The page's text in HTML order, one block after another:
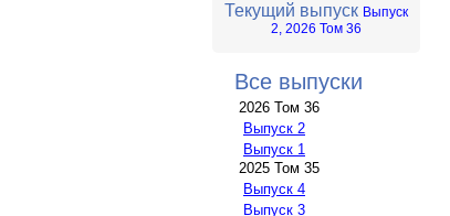
Текущий выпуск Выпуск
2, 2026 Том 36
Все выпуски
2026 Том 36
Выпуск 2
Выпуск 1
2025 Том 35
Выпуск 4
Выпуск 3